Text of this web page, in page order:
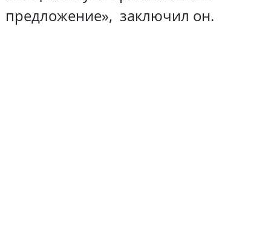
предложение», заключил он.